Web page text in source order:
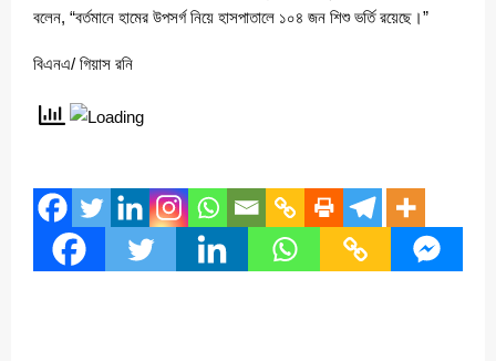
বলেন, “বর্তমানে হামের উপসর্গ নিয়ে হাসপাতালে ১০৪ জন শিশু ভর্তি রয়েছে।”
বিএনএ/ গিয়াস রনি